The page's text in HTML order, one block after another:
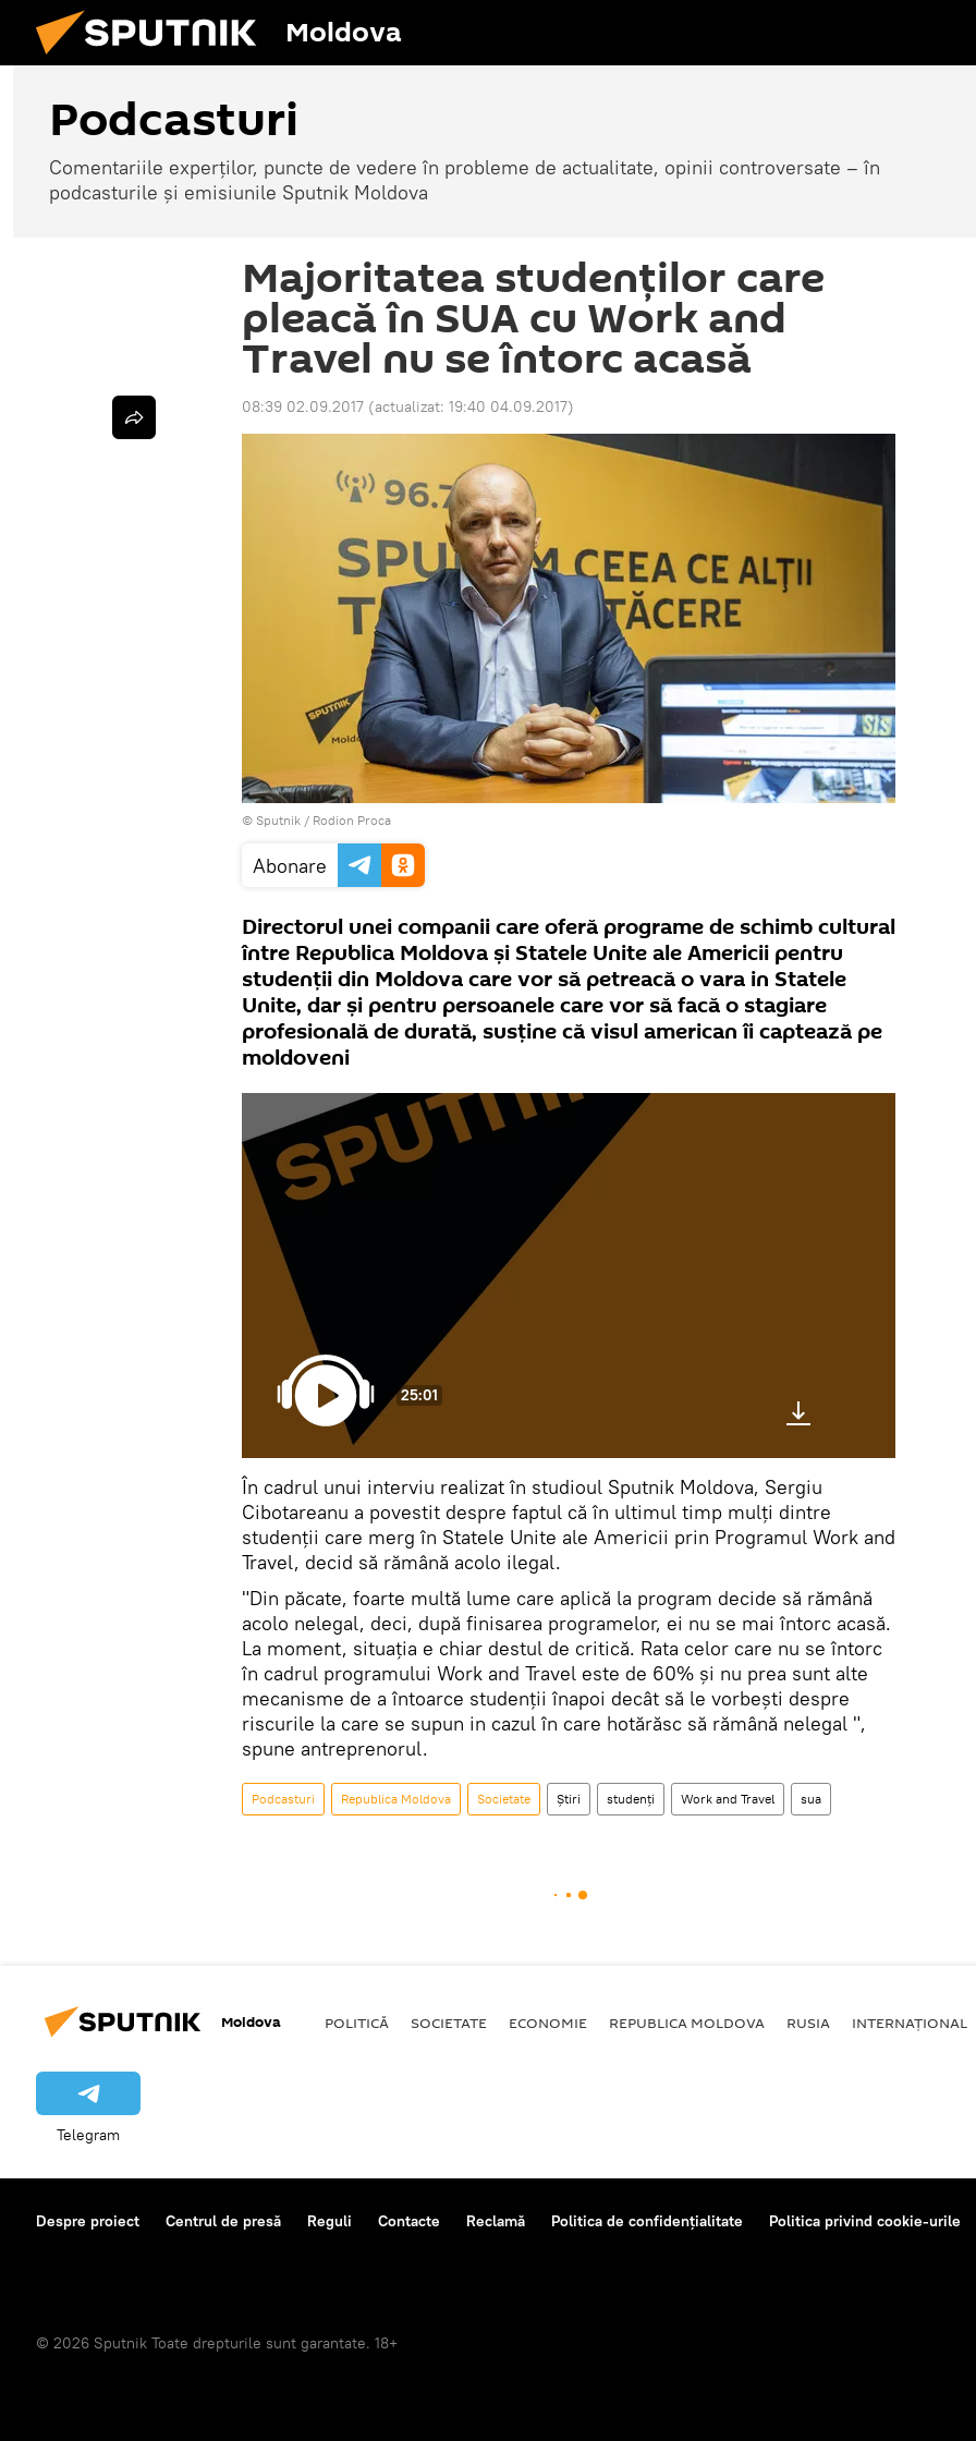
Moldova
Podcasturi
Comentariile experților, puncte de vedere în probleme de actualitate, opinii controversate – în
podcasturile și emisiunile Sputnik Moldova
Majoritatea studenților care
pleacă în SUA cu Work and
Travel nu se întorc acasă
08:39 02.09.2017 (actualizat: 19:40 04.09.2017)
© Sputnik / Rodion Proca
Abonare
Directorul unei companii care oferă programe de schimb cultural
între Republica Moldova și Statele Unite ale Americii pentru
studenții din Moldova care vor să petreacă o vara in Statele
Unite, dar și pentru persoanele care vor să facă o stagiare
profesională de durată, susține că visul american îi captează pe
moldoveni
25:01
În cadrul unui interviu realizat în studioul Sputnik Moldova, Sergiu
Cibotareanu a povestit despre faptul că în ultimul timp mulți dintre
studenții care merg în Statele Unite ale Americii prin Programul Work and
Travel, decid să rămână acolo ilegal.
"Din păcate, foarte multă lume care aplică la program decide să rămână
acolo nelegal, deci, după finisarea programelor, ei nu se mai întorc acasă.
La moment, situația e chiar destul de critică. Rata celor care nu se întorc
în cadrul programului Work and Travel este de 60% și nu prea sunt alte
mecanisme de a întoarce studenții înapoi decât să le vorbești despre
riscurile la care se supun in cazul în care hotărăsc să rămână nelegal ",
spune antreprenorul.
Podcasturi Republica Moldova Societate Știri studenți Work and Travel sua
Moldova POLITICĂ SOCIETATE ECONOMIE REPUBLICA MOLDOVA RUSIA INTERNAȚIONAL
Telegram
Despre proiect Centrul de presă Reguli Contacte Reclamă Politica de confidențialitate Politica privind cookie-urile
© 2026 Sputnik Toate drepturile sunt garantate. 18+